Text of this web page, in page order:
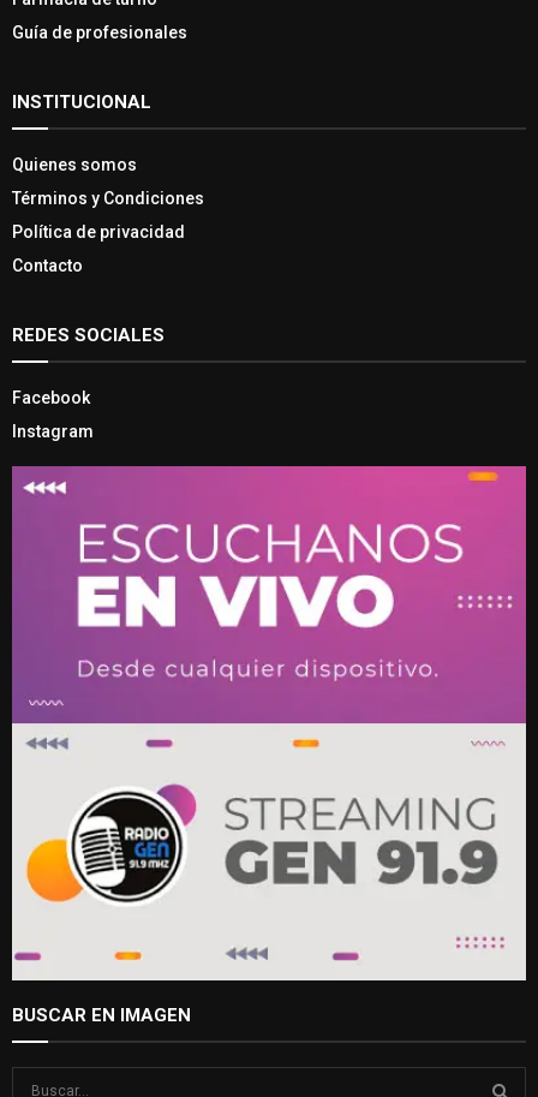
Guía de profesionales
INSTITUCIONAL
Quienes somos
Términos y Condiciones
Política de privacidad
Contacto
REDES SOCIALES
Facebook
Instagram
BUSCAR EN IMAGEN